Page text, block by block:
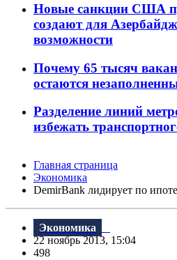
Новые санкции США
создают для
возможности
Почему 65 тысяч
остаются
Разделение линий
избежать
Главная страница
Экономика
DemirBank лидирует по
Экономика
22 ноябрь 2013, 15:04
498